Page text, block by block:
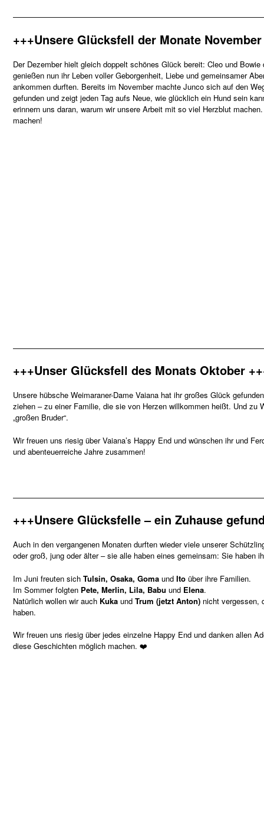
+++Unsere Glücksfell der Monate
Der Dezember hielt gleich doppelt schönes Glück bereit: Cleo und
genießen nun ihr Leben voller Geborgenheit, Liebe und gemeinsamer
ankommen durften. Bereits im November machte Junco sich auf den
gefunden und zeigt jeden Tag aufs Neue, wie glücklich ein Hund sein
erinnern uns daran, warum wir unsere Arbeit mit so viel Herzblut
machen!
+++Unser Glücksfell des Monats Oktober
Unsere hübsche Weimaraner-Dame Vaiana hat ihr großes Glück
ziehen – zu einer Familie, die sie von Herzen willkommen heißt. Und zu
„großen Bruder“.
Wir freuen uns riesig über Vaiana’s Happy End und wünschen ihr und
und abenteuerreiche Jahre zusammen!
+++Unsere Glücksfelle – ein Zuhause
Auch in den vergangenen Monaten durften wieder viele unserer
oder groß, jung oder älter – sie alle haben eines gemeinsam: Sie haben
Im Juni freuten sich Tulsin, Osaka, Goma und Ito über ihre Familien.
Im Sommer folgten Pete, Merlin, Lila, Babu und Elena.
Natürlich wollen wir auch Kuka und Trum (jetzt Anton) nicht vergessen,
haben.
Wir freuen uns riesig über jedes einzelne Happy End und danken allen
diese Geschichten möglich machen. ❤️